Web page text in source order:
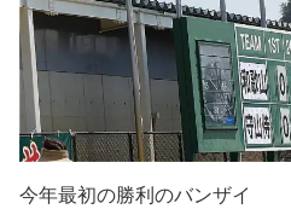
今年最初の勝利のバンザイ